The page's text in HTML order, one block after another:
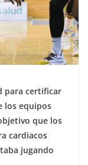
para certificar
los equipos
que los
cardiacos
jugando